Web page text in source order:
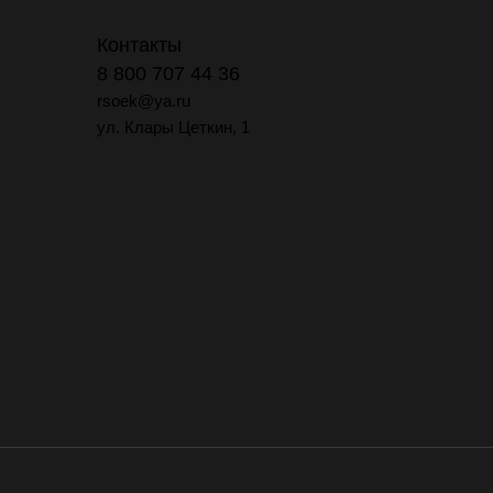
Контакты
8 800 707 44 36
rsoek@ya.ru
ул. Клары Цеткин, 1